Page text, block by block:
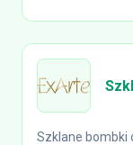
Szklane bombki